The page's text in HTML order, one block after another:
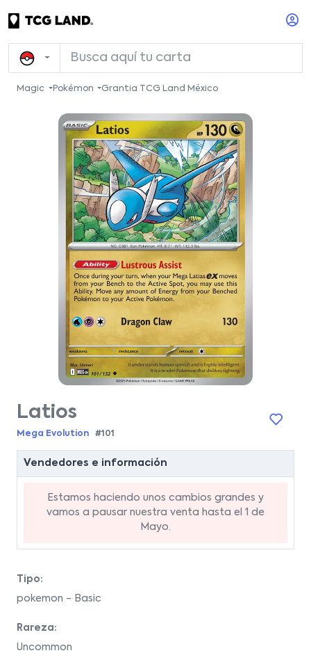
Magic Pokémon Grantia TCG Land México
Latios
Mega Evolution #101
Vendedores e información
Estamos haciendo unos cambios grandes y
vamos a pausar nuestra venta hasta el 1 de
Mayo.
Tipo:
pokemon - Basic
Rareza:
Uncommon